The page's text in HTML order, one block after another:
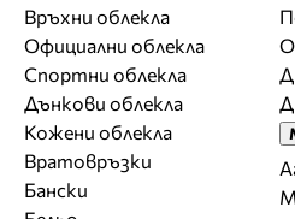
Връхни облекла
Официални облекла
Спортни облекла
Дънкови облекла
Кожени облекла
Вратовръзки
Бански